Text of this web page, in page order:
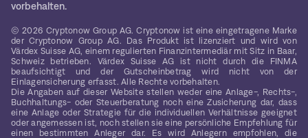
vorbehalten.
© 2026 Cryptonow Group AG. Cryptonow ist eine eingetragene Marke
der Cryptonow Group AG. Das Produkt ist lizenziert und wird von
Värdex Suisse AG, einem regulierten Finanzintermediär mit Sitz in Baar,
Schweiz betrieben. Värdex Suisse AG ist nicht durch die FINMA
beaufsichtigt und der Gutscheinbetrag wird nicht von der
Einlagensicherung erfasst. Alle Rechte vorbehalten.
Die Angaben auf dieser Website stellen weder eine Anlage-, Rechts-,
Buchhaltungs- oder Steuerberatung noch eine Zusicherung dar, dass
eine Anlage oder Strategie für die individuellen Verhältnisse geeignet
oder angemessen ist, noch stellen sie eine persönliche Empfehlung für
einen bestimmten Anleger dar. Es wird Anlegern empfohlen, die